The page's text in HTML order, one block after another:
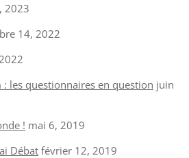
2023
14, 2022
: les questionnaires en question juin
! mai 6, 2019
Débat février 12, 2019